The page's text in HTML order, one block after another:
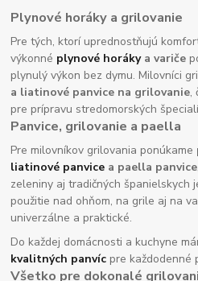
Plynové horáky a grilovanie
Pre tých, ktorí uprednostňujú
výkonné plynové horákya variče
plynulý výkon bez dymu. Milovníci
a liatinové panvice na grilovanie,
pre prípravu stredomorských
Panvice, grilovanie a paella
Pre milovníkov grilovania ponúkame
liatinové panvice a paella panvice
zeleniny aj tradičných španielskych
použitie nad ohňom, na grile aj na
univerzálne a praktické.
Do každej domácnosti a kuchyne
kvalitných panvíc pre každodenné
Všetko pre dokonalé